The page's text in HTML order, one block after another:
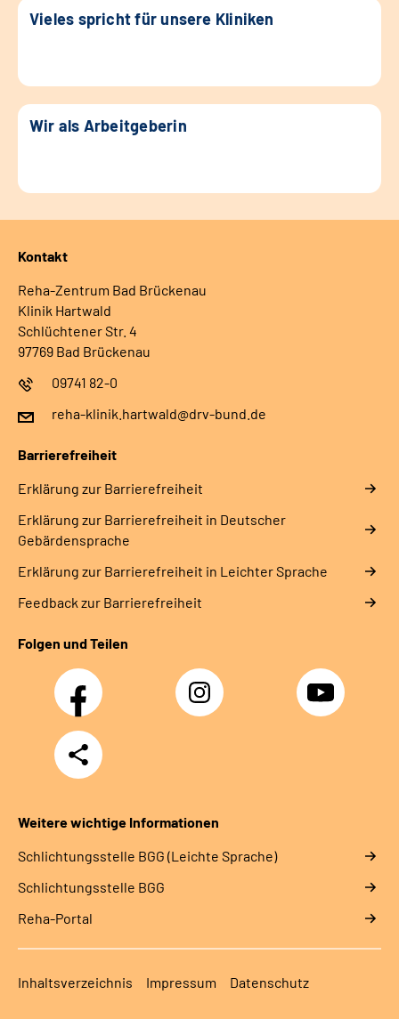
Vieles spricht für unsere Kliniken
Wir als Arbeitgeberin
Kontakt
Reha-Zentrum Bad Brückenau
Klinik Hartwald
Schlüchtener Str. 4
97769 Bad Brückenau
09741 82-0
reha-klinik.hartwald@drv-bund.de
Barrierefreiheit
Erklärung zur Barrierefreiheit
Erklärung zur Barrierefreiheit in Deutscher
Gebärdensprache
Erklärung zur Barrierefreiheit in Leichter Sprache
Feedback zur Barrierefreiheit
Folgen und Teilen
Facebook Instagram YouTube
Teilen
Weitere wichtige Informationen
Schlich­tungs­stel­le BGG (Leichte Sprache)
Schlich­tungs­stel­le BGG
Reha-Portal
Inhaltsverzeichnis Impressum Datenschutz